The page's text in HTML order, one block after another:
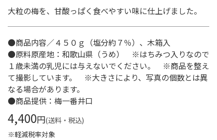
大粒の梅を、甘酸っぱく食べやすい味に仕上げました。
●商品内容／４５０ｇ（塩分約７％）、木箱入
●原料原産地：和歌山県（うめ） ※はちみつ入りなので
１歳未満の乳児には与えないでください。 ※商品を整え
て撮影しています。 ※大きさにより、写真の個数とは異
なる場合があります。
●商品提供：梅一番井口
4,400円(送料・税込)
※軽減税率対象